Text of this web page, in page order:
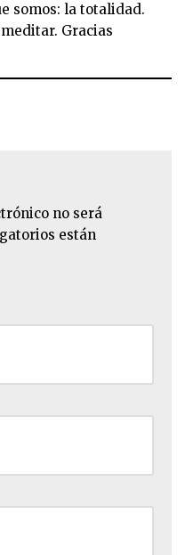
somos: la totalidad.
Gracias
no será
están